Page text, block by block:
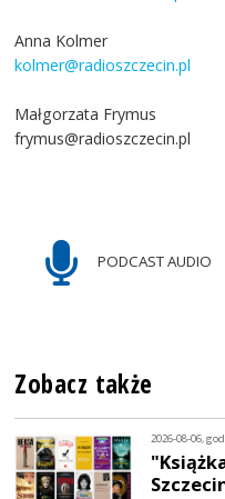
Anna Kolmer
kolmer@radioszczecin.pl
Małgorzata Frymus
frymus@radioszczecin.pl
PODCAST AUDIO
Zobacz także
2026-08-06,